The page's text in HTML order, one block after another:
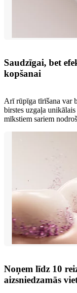
Saudzīgai, bet
kopšanai
Arī rūpīga tīrīšana var
birstes uzgaļa
mīkstiem sariem
Noņem līdz 10
aizsniedzamās